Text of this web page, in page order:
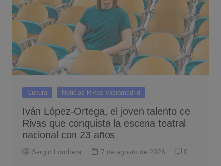
Cultura Noticias Rivas Vaciamadrid
Iván López-Ortega, el joven talento de
Rivas que conquista la escena teatral
nacional con 23 años
Sergio Lombera 7 de agosto de 2026 0